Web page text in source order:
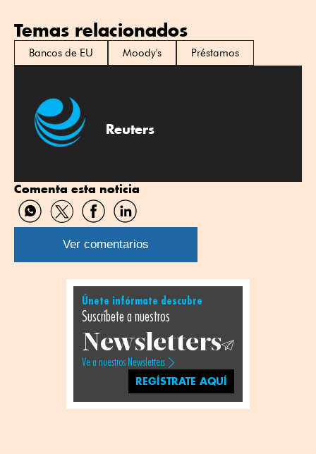
Temas relacionados
Bancos de EU Moody's Préstamos
Reuters
Comenta esta noticia
Compartir
por
WhatsApp
Compartir
por
Twitter
Compartir
por
Facebook
Compartir
por
Linkedin
Ver comentarios
Únete infórmate descubre
Suscríbete a nuestros
Newsletters
Ve a nuestros Newsletters
REGÍSTRATE AQUÍ